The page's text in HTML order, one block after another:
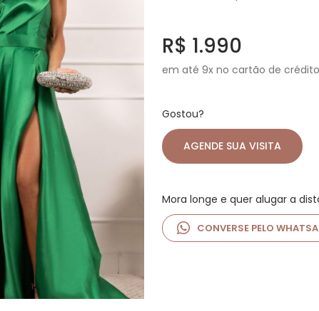
R$ 1.990
em até 9x no cartão de crédito
Gostou?
AGENDE SUA VISITA
Mora longe e quer alugar a
CONVERSE PELO